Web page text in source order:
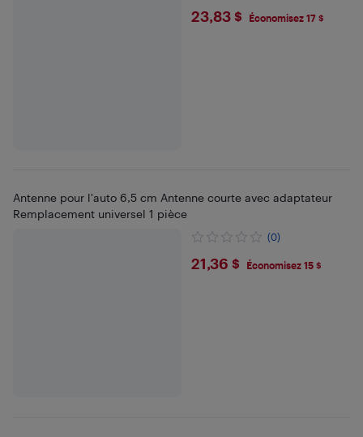
$23.83
23,83 $ Économisez 17 $
Antenne pour l'auto 6,5 cm Antenne courte avec adaptateur
Remplacement universel 1 pièce
(0)
$21.36
21,36 $ Économisez 15 $